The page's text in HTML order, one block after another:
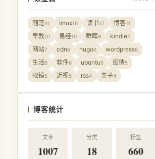
随笔31 linux16 读书12 博客11
早教10 易经10 群晖9 kindle7
网站7 cdn6 hugo6 wordpress6
生活6 软件6 ubuntu5 疫情5
眼镜5 近视5 rss4 亲子4
博客统计
文章
1007
分类
18
标签
660